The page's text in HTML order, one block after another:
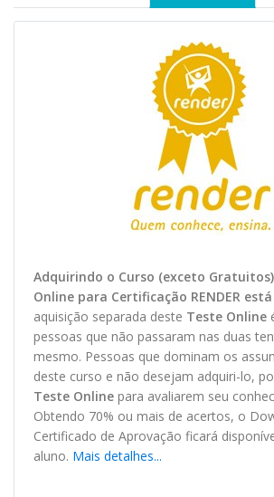
Adquirindo o Curso (exceto
Online para Certificação RENDER
aquisição separada deste Teste Online
pessoas que não passaram nas duas
mesmo. Pessoas que dominam os
deste curso e não desejam adquiri-lo,
Teste Online para avaliarem seu
Obtendo 70% ou mais de acertos, o
Certificado de Aprovação ficará
aluno. Mais detalhes...